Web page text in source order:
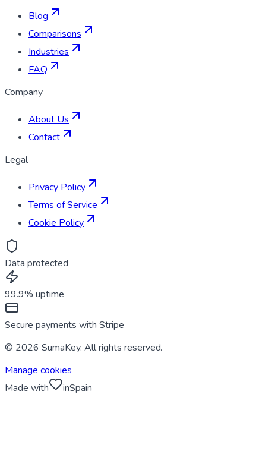
Blog
Comparisons
Industries
FAQ
Company
About Us
Contact
Legal
Privacy Policy
Terms of Service
Cookie Policy
Data protected
99.9% uptime
Secure payments with Stripe
© 2026 SumaKey. All rights reserved.
Manage cookies
Made with
inSpain